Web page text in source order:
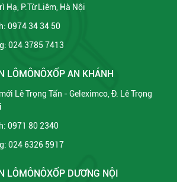
Hạ, P.Từ Liêm, Hà Nội
0974 34 34 50
024 3785 7413
LÔMÔNÔXỐP AN KHÁNH
Lê Trọng Tấn - Geleximco, Đ. Lê Trọng
0971 80 2340
024 6326 5917
LÔMÔNÔXỐP DƯƠNG NỘI